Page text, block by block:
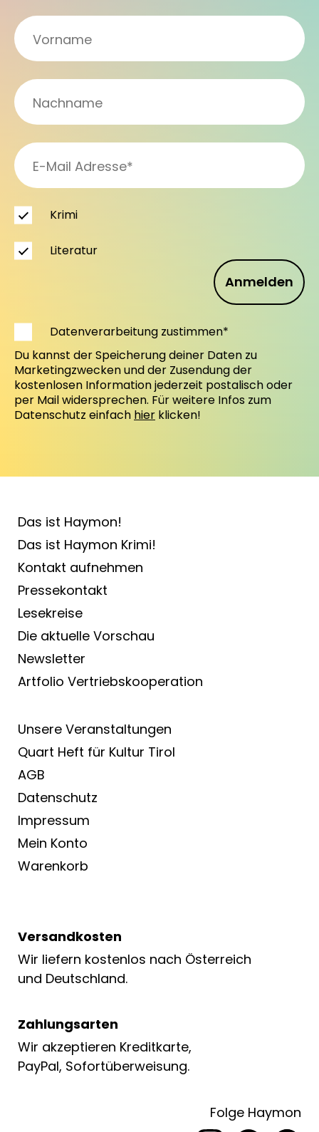
Anmelden
Krimi
Literatur
Datenverarbeitung zustimmen*
Du kannst der Speicherung deiner Daten zu
Marketingzwecken und der Zusendung der
kostenlosen Information jederzeit postalisch oder
per Mail widersprechen. Für weitere Infos zum
Datenschutz einfach hier klicken!
Das ist Haymon!
Das ist Haymon Krimi!
Kontakt aufnehmen
Pressekontakt
Lesekreise
Die aktuelle Vorschau
Newsletter
Artfolio Vertriebs­kooperation
Unsere Veranstaltungen
Quart Heft für Kultur Tirol
AGB
Datenschutz
Impressum
Mein Konto
Warenkorb
Versandkosten
Wir liefern kostenlos nach Österreich
und Deutschland.
Zahlungsarten
Wir akzeptieren Kreditkarte,
PayPal, Sofortüberweisung.
Folge Haymon